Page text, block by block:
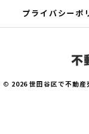
プライバシーポ
© 2026 世田谷区で不動